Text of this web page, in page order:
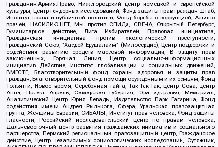
Гражданин.Армия.Право, Нижегородский центр немецкой и европейской
культуры, Центр гендерных исследований, Фонд защиты прав граждан Штаб,
Институт права и публичной политики, Фонд борьбы с коррупцией, Альянс
врачей, НАСИЛИЮ.НЕТ, Мы против СПИДа, СВЕЧА, Открытый Петербург,
Гуманитарное действие, Лига Избирателей, Правовая инициатива,
Гражданская инициатива против экологической преступности,
Гражданский Союз, "Хасдей Ерушалаим" (Милосердие), Центр поддержки и
содействия развитию средств массовой информации, В защиту прав
заключенных, Горячая Линия, Центр социально-информационных
инициатив Действие, Институт глобализации и социальных движений,
ВМЕСТЕ, Благотворительный фонд охраны здоровья и защиты прав
граждан, Благотворительный фонд помощи осужденным и их семьям, Фонд
Тольятти, Новое время, Серебряная тайга, Так-Так-Так, центр Сова, центр
Анна, Проект Апрель, Самарская губерния, Эра здоровья, Мемориал,
Аналитический Центр Юрия Левады, Издательство Парк Гагарина, Фонд
содействия имени Андрея Рылькова, Сфера, Уральская правозащитная
группа, Женщины Евразии, СИБАЛЬТ, Институт прав человека, Фонд защиты
гласности, Российский исследовательский центр по правам человека,
Дальневосточный центр развития гражданских инициатив и социального
партнерства, Пермский региональный правозащитный центр, Гражданское
действие, Центр независимых социологических исследований, Сутяжник,